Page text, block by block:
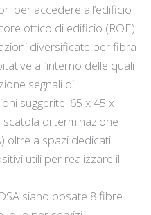
per accedere all’edificio
ottico di edificio (ROE).
diversificate per fibra
all’interno delle quali
segnali di
suggerite: 65 x 45 x
di terminazione
oltre a spazi dedicati
utili per realizzare il
siano posate 8 fibre